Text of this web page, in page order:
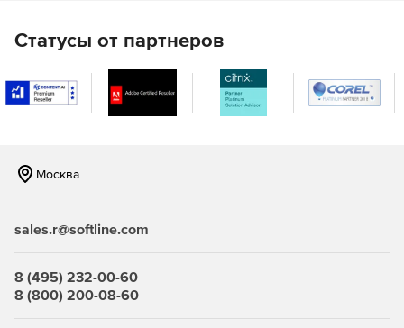
Регулировка качества изображений JPEG
(опционально).
Изменение размера изображений до наиболее
(опционально).
(опционально).
оптимизации файлов, уже сжатых и хранящихся в
архиве ZIP.
Статусы от партнеров
Москва
sales.r@softline.com
8 (495) 232-00-60
8 (800) 200-08-60